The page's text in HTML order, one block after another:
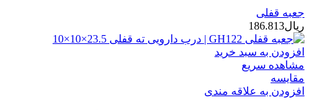
جعبه قفلی
ریال186.813
افزودن به سبد خرید
مشاهده سریع
مقایسه
افزودن به علاقه مندی